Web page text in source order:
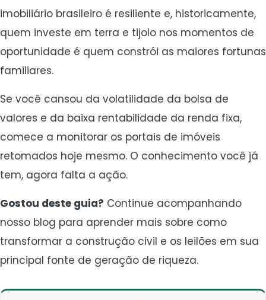
imobiliário brasileiro é resiliente e, historicamente,
quem investe em terra e tijolo nos momentos de
oportunidade é quem constrói as maiores fortunas
familiares.
Se você cansou da volatilidade da bolsa de
valores e da baixa rentabilidade da renda fixa,
comece a monitorar os portais de imóveis
retomados hoje mesmo. O conhecimento você já
tem, agora falta a ação.
Gostou deste guia? Continue acompanhando
nosso blog para aprender mais sobre como
transformar a construção civil e os leilões em sua
principal fonte de geração de riqueza.